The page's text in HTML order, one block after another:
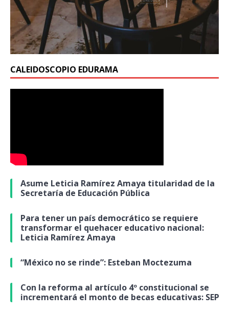
CALEIDOSCOPIO EDURAMA
Asume Leticia Ramírez Amaya titularidad de la
Secretaría de Educación Pública
Para tener un país democrático se requiere
transformar el quehacer educativo nacional:
Leticia Ramírez Amaya
“México no se rinde”: Esteban Moctezuma
Con la reforma al artículo 4º constitucional se
incrementará el monto de becas educativas: SEP